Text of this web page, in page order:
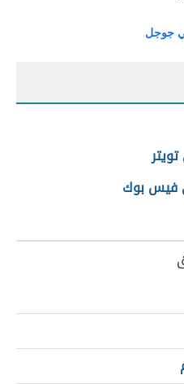
جوجل
فيس بوك